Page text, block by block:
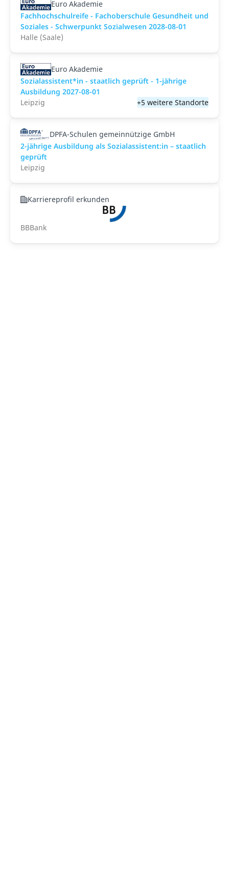
Euro Akademie
Fachhochschulreife - Fachoberschule Gesundheit und
Soziales - Schwerpunkt Sozialwesen 2028-08-01
Halle (Saale)
Euro Akademie
Sozialassistent*in - staatlich geprüft - 1-jährige
Ausbildung 2027-08-01
Leipzig
+5 weitere Standorte
DPFA-Schulen gemeinnützige GmbH
2-jährige Ausbildung als Sozialassistent:in – staatlich
geprüft
Leipzig
Karriereprofil erkunden
BBBank